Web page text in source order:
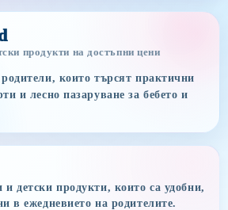
продукти на достъпни цени
които търсят практични
и лесно пазаруване за бебето и
детски продукти, които са удобни,
в ежедневието на родителите.